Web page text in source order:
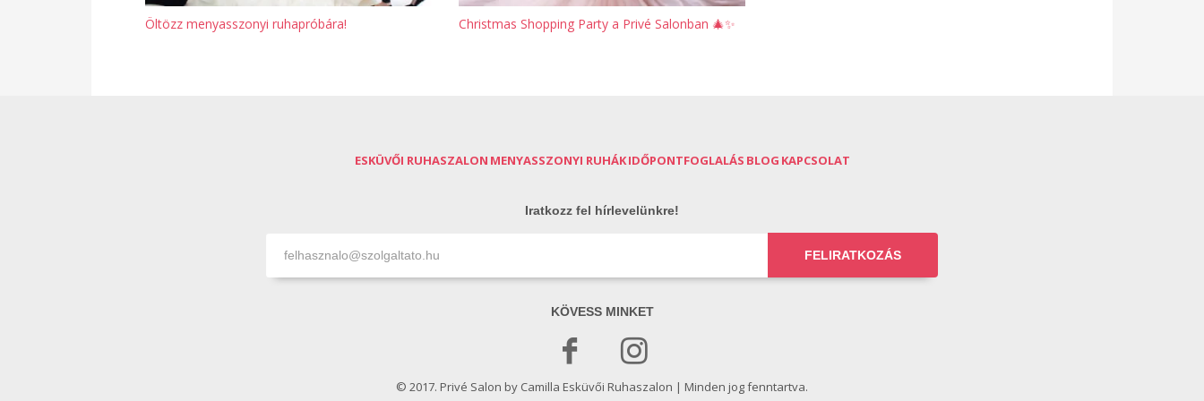
Öltözz menyasszonyi ruhapróbára! Christmas Shopping Party a Privé Salonban 🎄✨
ESKÜVŐI RUHASZALON MENYASSZONYI RUHÁKIDŐPONTFOGLALÁS BLOG KAPCSOLAT
Iratkozz fel hírlevelünkre!
FELIRATKOZÁS
KÖVESS MINKET
© 2017. Privé Salon by Camilla Esküvői Ruhaszalon | Minden jog fenntartva.